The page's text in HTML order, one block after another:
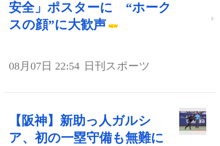
安全」ポスターに “ホーク
スの顔”に大歓声
08月07日 22:54 日刊スポーツ
【阪神】新助っ人ガルシ
ア、初の一塁守備も無難に